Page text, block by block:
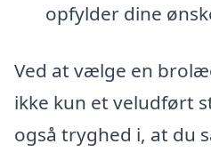
opfylder dine
Ved at vælge en
ikke kun et veludført
også tryghed i, at du